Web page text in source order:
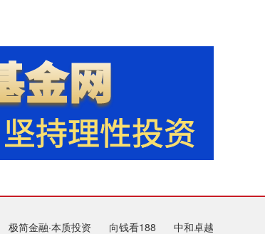
极简金融·本质投资 向钱看188 中和卓越